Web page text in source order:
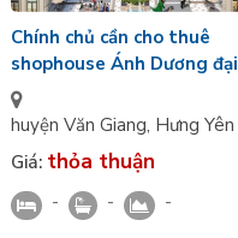
Chính chủ cần cho thuê
shophouse Ánh Dương đại
lộ Bốn Mùa Vinhomes
Ocean Park 3
huyện Văn Giang, Hưng Yên
Giá: thỏa thuận
- - -